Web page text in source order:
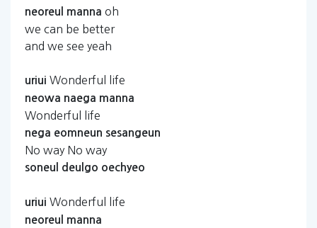
neoreul
manna oh
we can be better
and we see yeah
uriui Wonderful life
neowa naega manna
Wonderful life
nega eomneun sesangeun
No way No way
soneul deulgo oechyeo
uriui Wonderful life
neoreul manna